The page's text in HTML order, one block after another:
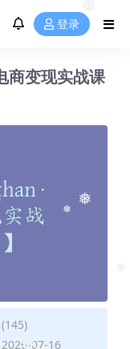
❅
❅
❅
❅登录
商变现实战课
07-16